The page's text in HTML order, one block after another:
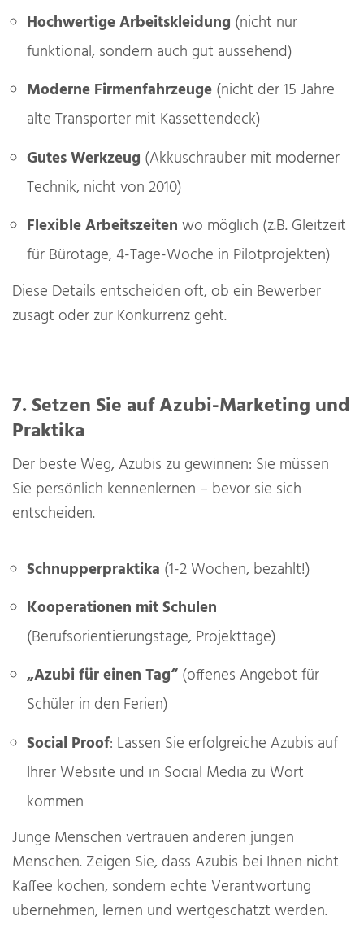
Hochwertige Arbeitskleidung (nicht nur
funktional, sondern auch gut aussehend)
Moderne Firmenfahrzeuge (nicht der 15 Jahre
alte Transporter mit Kassettendeck)
Gutes Werkzeug (Akkuschrauber mit moderner
Technik, nicht von 2010)
Flexible Arbeitszeiten wo möglich (z.B. Gleitzeit
für Bürotage, 4-Tage-Woche in Pilotprojekten)
Diese Details entscheiden oft, ob ein Bewerber
zusagt oder zur Konkurrenz geht.
7. Setzen Sie auf Azubi-Marketing und
Praktika
Der beste Weg, Azubis zu gewinnen: Sie müssen
Sie persönlich kennenlernen – bevor sie sich
entscheiden.
Schnupperpraktika (1-2 Wochen, bezahlt!)
Kooperationen mit Schulen
(Berufsorientierungstage, Projekttage)
„Azubi für einen Tag“ (offenes Angebot für
Schüler in den Ferien)
Social Proof: Lassen Sie erfolgreiche Azubis auf
Ihrer Website und in Social Media zu Wort
kommen
Junge Menschen vertrauen anderen jungen
Menschen. Zeigen Sie, dass Azubis bei Ihnen nicht
Kaffee kochen, sondern echte Verantwortung
übernehmen, lernen und wertgeschätzt werden.